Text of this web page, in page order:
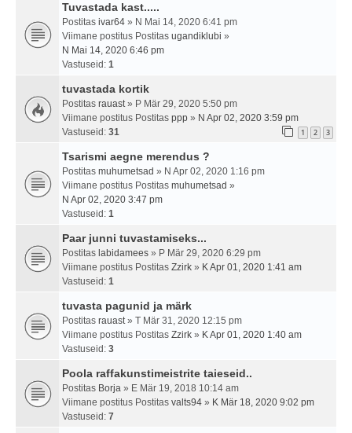
Tuvastada kast.....
Postitas ivar64 » N Mai 14, 2020 6:41 pm
Viimane postitus Postitas ugandiklubi »
N Mai 14, 2020 6:46 pm
Vastuseid: 1
tuvastada kortik
Postitas rauast» P Mär 29, 2020 5:50 pm
Viimane postitus Postitas ppp » N Apr 02, 2020 3:59 pm
Vastuseid: 31 1 2 3
Tsarismi aegne merendus ?
Postitas muhumetsad » N Apr 02, 2020 1:16 pm
Viimane postitus Postitas muhumetsad »
N Apr 02, 2020 3:47 pm
Vastuseid: 1
Paar junni tuvastamiseks...
Postitas labidamees » P Mär 29, 2020 6:29 pm
Viimane postitus Postitas Zzirk » K Apr 01, 2020 1:41 am
Vastuseid: 1
tuvasta pagunid ja märk
Postitas rauast» T Mär 31, 2020 12:15 pm
Viimane postitus Postitas Zzirk » K Apr 01, 2020 1:40 am
Vastuseid: 3
Poola raffakunstimeistrite taieseid..
Postitas Borja » E Mär 19, 2018 10:14 am
Viimane postitus Postitas valts94 » K Mär 18, 2020 9:02 pm
Vastuseid: 7